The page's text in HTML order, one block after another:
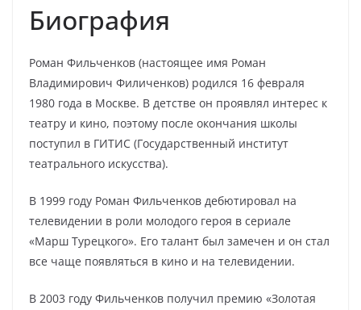
Биография
Роман Фильченков (настоящее имя Роман
Владимирович Филиченков) родился 16 февраля
1980 года в Москве. В детстве он проявлял интерес к
театру и кино, поэтому после окончания школы
поступил в ГИТИС (Государственный институт
театрального искусства).
В 1999 году Роман Фильченков дебютировал на
телевидении в роли молодого героя в сериале
«Марш Турецкого». Его талант был замечен и он стал
все чаще появляться в кино и на телевидении.
В 2003 году Фильченков получил премию «Золотая